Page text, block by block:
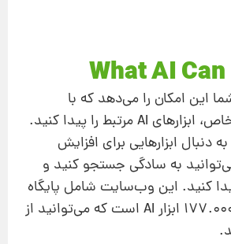
What AI
این امکان را می‌دهد که با
جستجوی وظایف خاص، ابزارهای AI مرتبط را پیدا کنید.
دنبال ابزارهایی برای افزایش
به سادگی جستجو کنید و
پیدا کنید. این وب‌سایت شامل پایگاه
داده‌ای با بیش از 177.000 ابزار AI است که می‌توانید از